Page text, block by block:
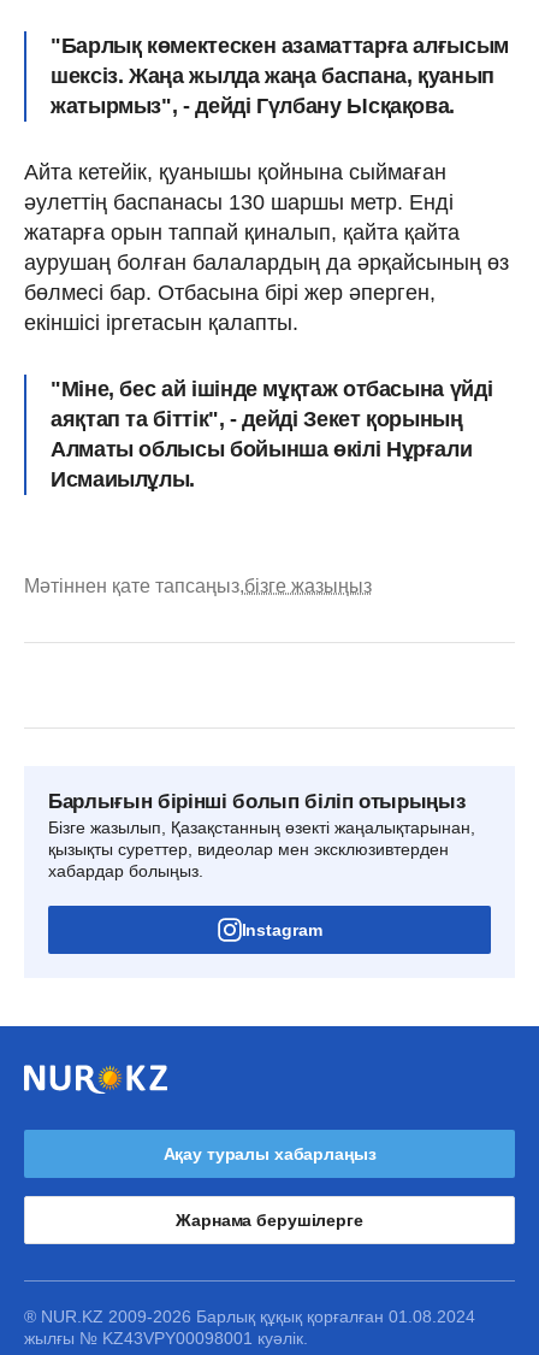
"Барлық көмектескен азаматтарға алғысым
шексіз. Жаңа жылда жаңа баспана, қуанып
жатырмыз", - дейді Гүлбану Ысқақова.
Айта кетейік, қуанышы қойнына сыймаған
әулеттің баспанасы 130 шаршы метр. Енді
жатарға орын таппай қиналып, қайта қайта
аурушаң болған балалардың да әрқайсының өз
бөлмесі бар. Отбасына бірі жер әперген,
екіншісі іргетасын қалапты.
"Міне, бес ай ішінде мұқтаж отбасына үйді
аяқтап та біттік", - дейді Зекет қорының
Алматы облысы бойынша өкілі Нұрғали
Исмаиылұлы.
Мәтіннен қате тапсаңыз,бізге жазыңыз
Барлығын бірінші болып біліп отырыңыз
Бізге жазылып, Қазақстанның өзекті жаңалықтарынан,
қызықты суреттер, видеолар мен эксклюзивтерден
хабардар болыңыз.
Instagram
Ақау туралы хабарлаңыз
Жарнама берушілерге
® NUR.KZ 2009-2026 Барлық құқық қорғалған 01.08.2024
жылғы № KZ43VPY00098001 куәлік.